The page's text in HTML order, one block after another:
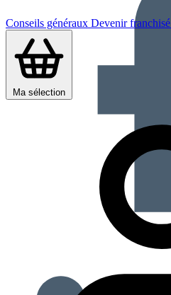
Conseils généraux Devenir franchisé
Ma sélection